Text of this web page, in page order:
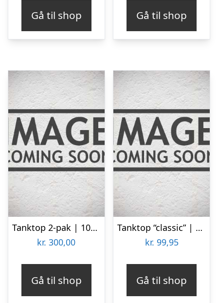
Gå til shop Gå til shop
Tanktop 2-pak | 100 % økologisk bomuld | Sort
kr. 300,00
Gå til shop
Tanktop “classic” | 100% bomuld | grå
kr. 99,95
Gå til shop